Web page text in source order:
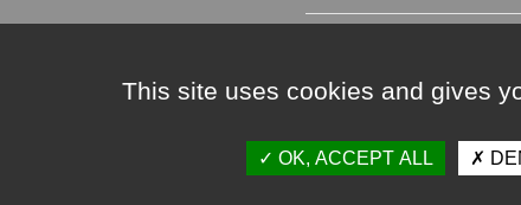
This site uses cookies and gives
OK, ACCEPT ALL